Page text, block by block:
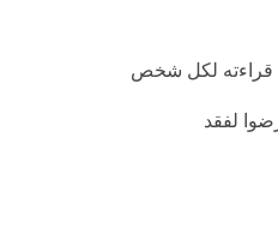
قراءته لكل شخص
لفقد